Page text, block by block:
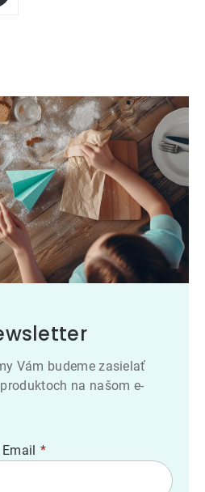
prvky
výpisu
Vám budeme zasielať
na našom e-
Email